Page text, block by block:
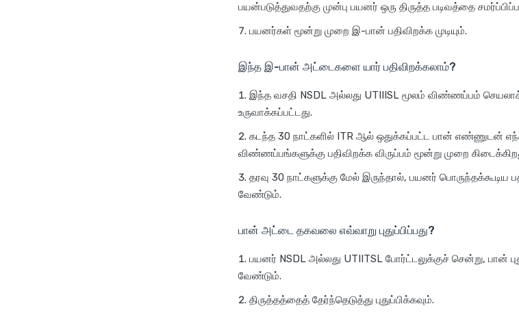
பயன்படுத்துவதற்கு முன்பு பயனர் ஒரு திருத்த படிவத்தை
பயனர்கள் மூன்று முறை இ-பான் பதிவிறக்க முடியும்.
இந்த இ-பான் அட்டைகளை யார் பதிவிறக்கலாம்?
இந்த வசதி NSDL அல்லது UTIIISL மூலம் விண்ணப்பம்
உருவாக்கப்பட்டது.
கடந்த 30 நாட்களில் ITR ஆல் ஒதுக்கப்பட்ட பான் எண்ணுடன்
விண்ணப்பங்களுக்கு பதிவிறக்க விருப்பம் மூன்று முறை
தரவு 30 நாட்களுக்கு மேல் இருந்தால், பயனர்
வேண்டும்.
பான் அட்டை தகவலை எவ்வாறு புதுப்பிப்பது?
பயனர் NSDL அல்லது UTIITSL போர்ட்டலுக்குச் சென்று, பான்
வேண்டும்.
திருத்தத்தைத் தேர்ந்தெடுத்து புதுப்பிக்கவும்.